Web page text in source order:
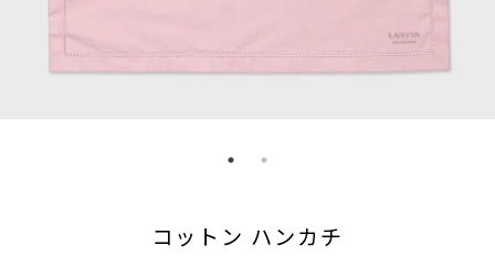
コットン ハンカチ